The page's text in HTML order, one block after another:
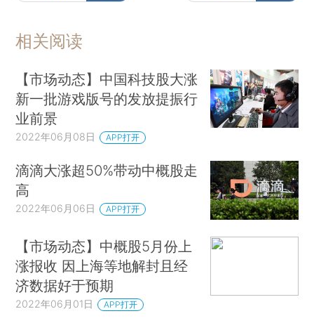
相关阅读
【市场动态】中国科技股大涨
新一批游戏版号的发放提振行
业前景
2022年06月08日 APP打开
滴滴大涨超50%带动中概股走
高
2022年06月06日 APP打开
【市场动态】中概股5月份上
涨报收 因上海等地解封且经
济数据好于预期
2022年06月01日 APP打开